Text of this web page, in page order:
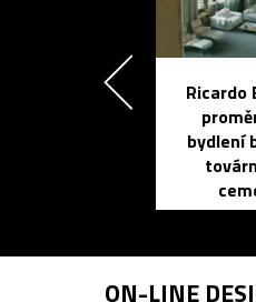
Ricardo
bydlení
ON-LINE